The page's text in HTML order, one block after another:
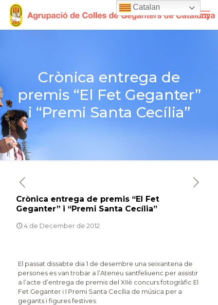
Crònica entrega de
premis “El Fet Geganter”
i “Premi Santa Cecília”
Crònica entrega de premis “El Fet
Geganter” i “Premi Santa Cecília”
4 de December de 2012
El passat dissabte dia 1 de desembre una seixantena de
persones es van trobar a l’Ateneu santfeliuenc per assistir
a l’acte d’entrega de premis del XIIè concurs fotogràfic El
Fet Geganter i I Premi Santa Cecília de música per a
gegants i figures festives.
Catalan